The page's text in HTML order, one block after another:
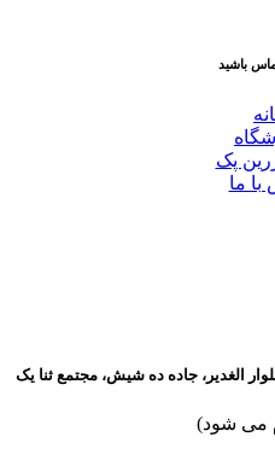
باشید
پک
با ما
الغدیر، جاده ده شیش، مجتمع ثنا یک
می شود)